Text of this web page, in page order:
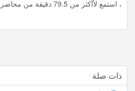
، استمع لأأكثر من 79.5 دقيقة من محاضرات المميزة مجانا.
ذات صلة